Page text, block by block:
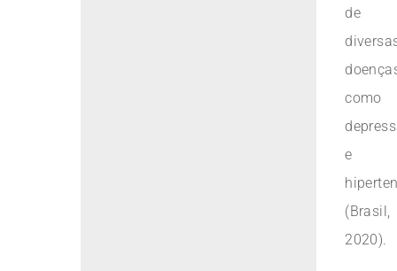
de
como
e
(Brasil,
2020).